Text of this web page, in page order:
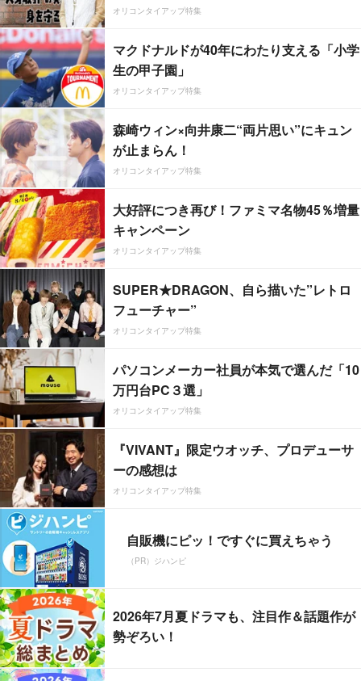
オリコンタイアップ特集
マクドナルドが40年にわたり支える「小学
生の甲子園」
オリコンタイアップ特集
森崎ウィン×向井康二“両片思い”にキュン
が止まらん！
オリコンタイアップ特集
大好評につき再び！ファミマ名物45％増量
キャンペーン
オリコンタイアップ特集
SUPER★DRAGON、自ら描いた”レトロ
フューチャー”
オリコンタイアップ特集
パソコンメーカー社員が本気で選んだ「10
万円台PC３選」
オリコンタイアップ特集
『VIVANT』限定ウオッチ、プロデューサ
ーの感想は
オリコンタイアップ特集
自販機にピッ！ですぐに買えちゃう
（PR）ジハンピ
2026年7月夏ドラマも、注目作＆話題作が
勢ぞろい！